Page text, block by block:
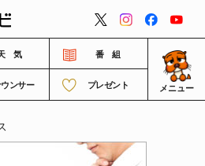
気 番 組
ンサー プレゼント メニュー